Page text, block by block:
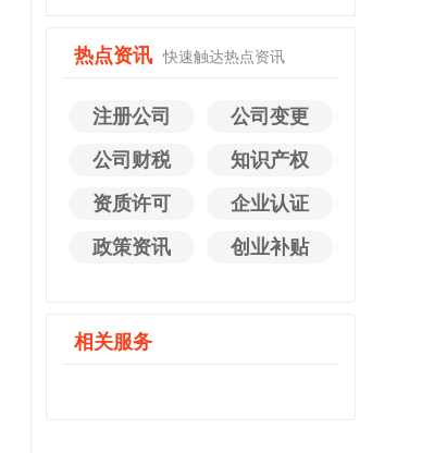
热点资讯 快速触达热点资讯
注册公司
公司变更
公司财税
知识产权
资质许可
企业认证
政策资讯
创业补贴
相关服务